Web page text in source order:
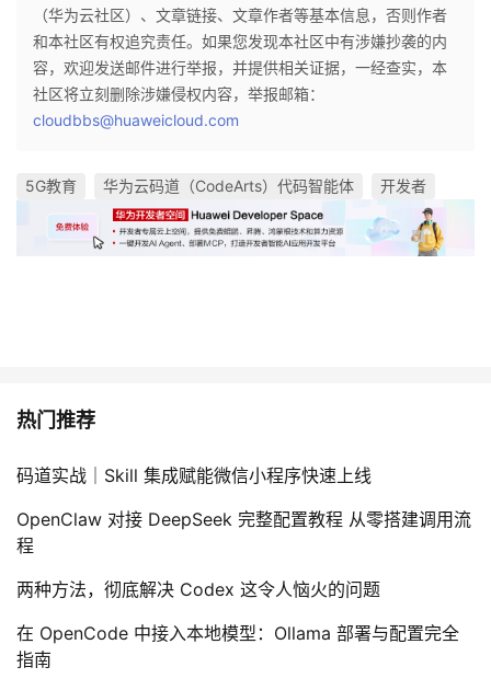
（华为云社区）、文章链接、文章作者等基本信息，否则作者
和本社区有权追究责任。如果您发现本社区中有涉嫌抄袭的内
容，欢迎发送邮件进行举报，并提供相关证据，一经查实，本
社区将立刻删除涉嫌侵权内容，举报邮箱：
cloudbbs@huaweicloud.com
5G教育 华为云码道（CodeArts）代码智能体 开发者
热门推荐
码道实战｜Skill 集成赋能微信小程序快速上线
OpenClaw 对接 DeepSeek 完整配置教程 从零搭建调用流
程
两种方法，彻底解决 Codex 这令人恼火的问题
在 OpenCode 中接入本地模型：Ollama 部署与配置完全
指南